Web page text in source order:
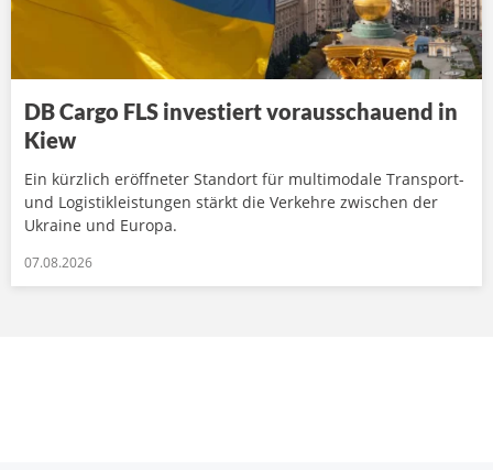
DB Cargo FLS investiert vorausschauend in
Kiew
Ein kürzlich eröffneter Standort für multimodale Transport-
und Logistikleistungen stärkt die Verkehre zwischen der
Ukraine und Europa.
07.08.2026